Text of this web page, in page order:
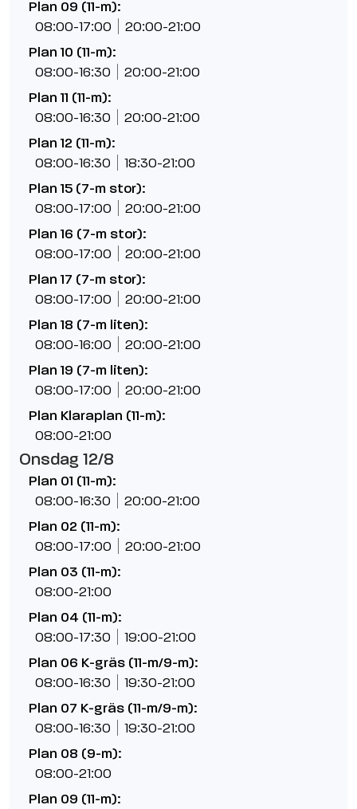
Plan 09 (11-m):
08:00-17:00 20:00-21:00
Plan 10 (11-m):
08:00-16:30 20:00-21:00
Plan 11 (11-m):
08:00-16:30 20:00-21:00
Plan 12 (11-m):
08:00-16:30 18:30-21:00
Plan 15 (7-m stor):
08:00-17:00 20:00-21:00
Plan 16 (7-m stor):
08:00-17:00 20:00-21:00
Plan 17 (7-m stor):
08:00-17:00 20:00-21:00
Plan 18 (7-m liten):
08:00-16:00 20:00-21:00
Plan 19 (7-m liten):
08:00-17:00 20:00-21:00
Plan Klaraplan (11-m):
08:00-21:00
Onsdag 12/8
Plan 01 (11-m):
08:00-16:30 20:00-21:00
Plan 02 (11-m):
08:00-17:00 20:00-21:00
Plan 03 (11-m):
08:00-21:00
Plan 04 (11-m):
08:00-17:30 19:00-21:00
Plan 06 K-gräs (11-m/9-m):
08:00-16:30 19:30-21:00
Plan 07 K-gräs (11-m/9-m):
08:00-16:30 19:30-21:00
Plan 08 (9-m):
08:00-21:00
Plan 09 (11-m):